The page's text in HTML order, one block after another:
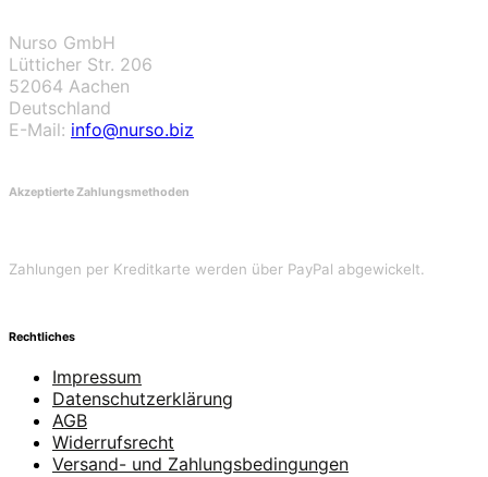
Nurso GmbH
Lütticher Str. 206
52064 Aachen
Deutschland
E-Mail: info@nurso.biz
Akzeptierte Zahlungsmethoden
Zahlungen per Kreditkarte werden über PayPal abgewickelt.
Rechtliches
Impressum
Datenschutzerklärung
AGB
Widerrufsrecht
Versand- und Zahlungsbedingungen